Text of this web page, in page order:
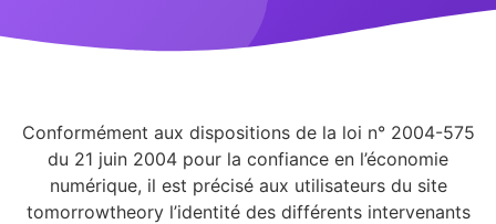
Conformément aux dispositions de la loi n° 2004-575
du 21 juin 2004 pour la confiance en l’économie
numérique, il est précisé aux utilisateurs du site
tomorrowtheory l’identité des différents intervenants